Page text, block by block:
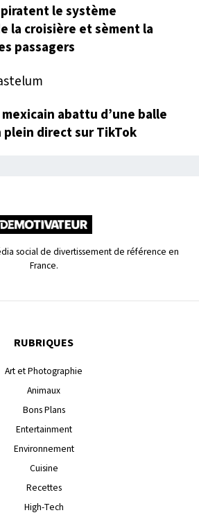
le système
la croisière et sèment la
passagers
abattu d’une balle
direct sur TikTok
social de divertissement de référence en
France.
RUBRIQUES
Art et Photographie
Animaux
Bons Plans
Entertainment
Environnement
Cuisine
Recettes
High-Tech